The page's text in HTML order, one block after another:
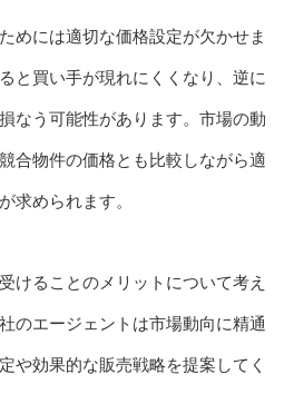
めには適切な価格設定が欠かせま
と買い手が現れにくくなり、逆に
なう可能性があります。市場の動
合物件の価格とも比較しながら適
求められます。
けることのメリットについて考え
のエージェントは市場動向に精通
や効果的な販売戦略を提案してく